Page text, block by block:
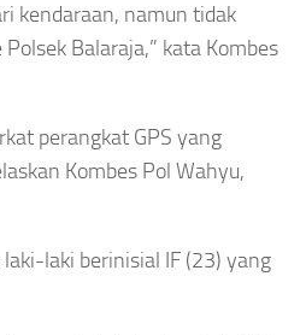
kendaraan, namun tidak
Balaraja,” kata Kombes
perangkat GPS yang
Kombes Pol Wahyu,
laki berinisial IF (23) yang